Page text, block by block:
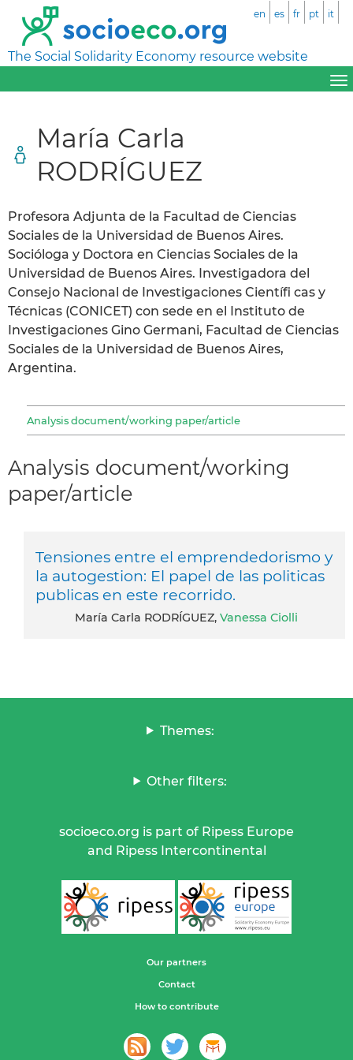
The Social Solidarity Economy resource website
en es fr pt it
María Carla
RODRÍGUEZ
Profesora Adjunta de la Facultad de Ciencias
Sociales de la Universidad de Buenos Aires.
Socióloga y Doctora en Ciencias Sociales de la
Universidad de Buenos Aires. Investigadora del
Consejo Nacional de Investigaciones Científi cas y
Técnicas (CONICET) con sede en el Instituto de
Investigaciones Gino Germani, Facultad de Ciencias
Sociales de la Universidad de Buenos Aires,
Argentina.
Analysis document/working paper/article
Analysis document/working
paper/article
Tensiones entre el emprendedorismo y
la autogestion: El papel de las politicas
publicas en este recorrido.
María Carla RODRÍGUEZ, Vanessa Ciolli
Themes:
Other filters:
socioeco.org is part of Ripess Europe
and Ripess Intercontinental
Our partners
Contact
How to contribute